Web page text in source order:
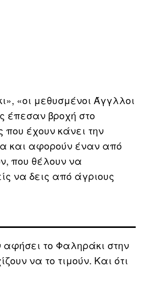
«οι μεθυσμένοι Άγγλλοι
έπεσαν βροχή στο
που έχουν κάνει την
και αφορούν έναν από
που θέλουν να
να δεις από άγριους
αφήσει το Φαληράκι στην
να το τιμούν. Και ότι